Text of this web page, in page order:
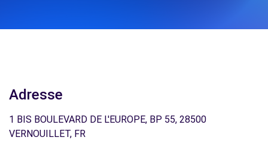
Adresse
1 BIS BOULEVARD DE L'EUROPE, BP 55, 28500
VERNOUILLET, FR